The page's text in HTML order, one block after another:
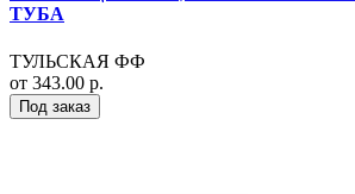
ТУБА
ТУЛЬСКАЯ ФФ
от 343.00 р.
Под заказ